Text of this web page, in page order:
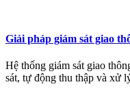
Giải pháp giám sát giao
Hệ thống giám sát giao
sát, tự động thu thập và xử